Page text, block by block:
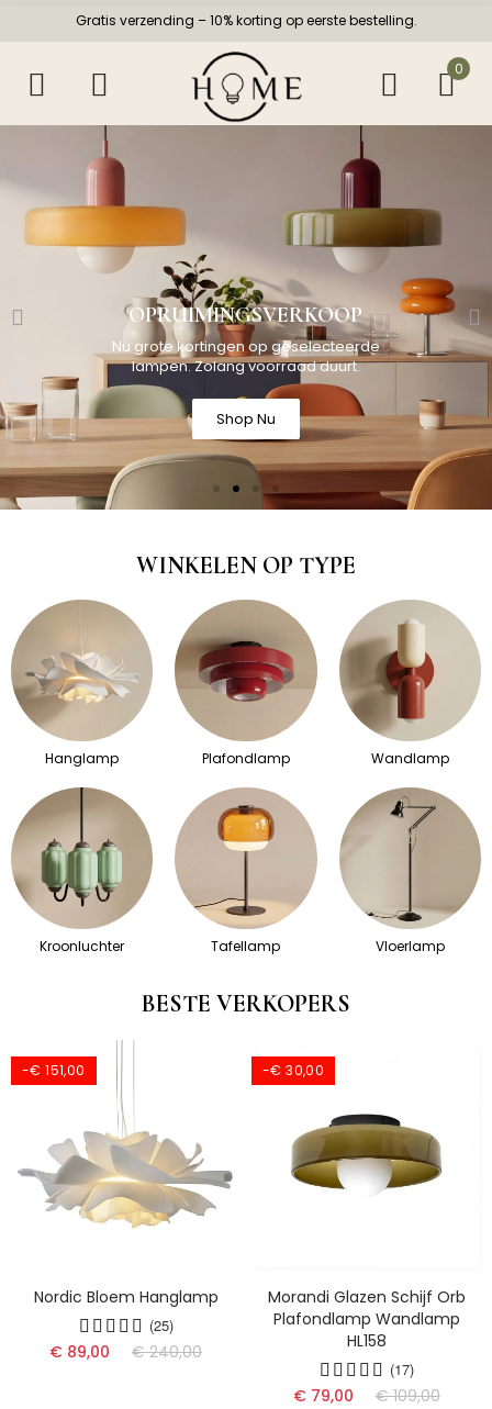
Gratis verzending – 10% korting op eerste bestelling.
0
OPRUIMINGSVERKOOP
Nu grote kortingen op geselecteerde
lampen. Zolang voorraad duurt.
Shop Nu
WINKELEN OP TYPE
Hanglamp Plafondlamp Wandlamp
Kroonluchter Tafellamp Vloerlamp
BESTE VERKOPERS
-€ 151,00
Nordic Bloem Hanglamp
(25)
€ 89,00 € 240,00
-€ 30,00
Morandi Glazen Schijf Orb
Plafondlamp Wandlamp
HL158
(17)
€ 79,00 € 109,00